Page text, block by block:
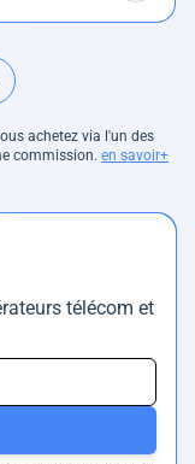
achetez via l'un des
commission. en savoir+
télécom et